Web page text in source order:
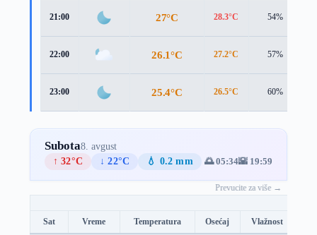
21:00 27°C 28.3°C 54%
22:00 26.1°C 27.2°C 57%
23:00 25.4°C 26.5°C 60%
Subota8. avgust
↑ 32°C
↓ 22°C 💧 0.2 mm 🌅 05:34🌇 19:59
Prevucite za više →
Sat Vreme Temperatura Osećaj Vlažnost